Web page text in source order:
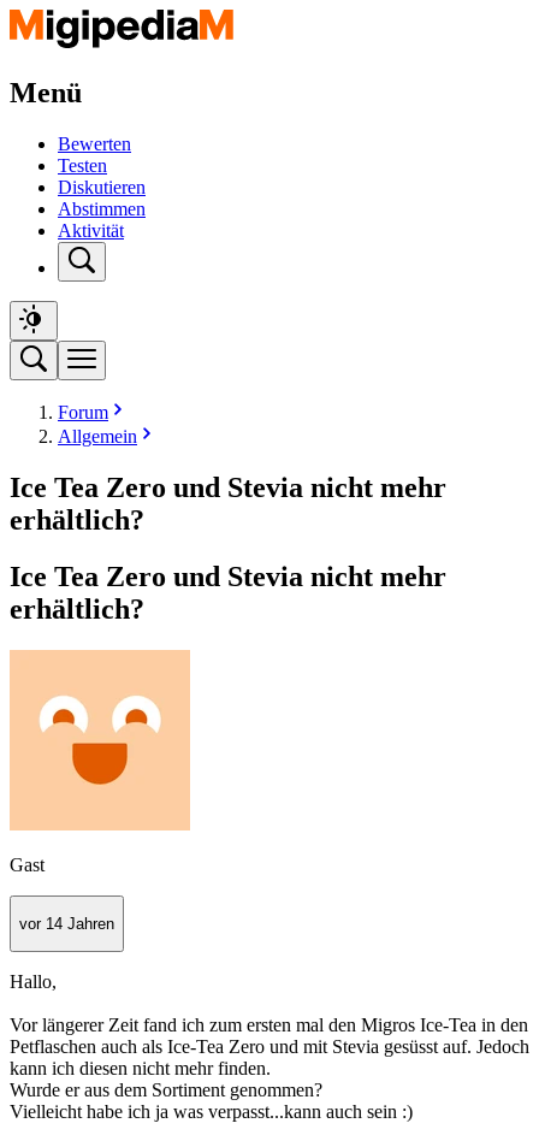
Menü
Bewerten
Testen
Diskutieren
Abstimmen
Aktivität
Forum
Allgemein
Ice Tea Zero und Stevia nicht mehr
erhältlich?
Ice Tea Zero und Stevia nicht mehr
erhältlich?
Gast
vor 14 Jahren
Hallo,
Vor längerer Zeit fand ich zum ersten mal den Migros Ice-Tea in den
Petflaschen auch als Ice-Tea Zero und mit Stevia gesüsst auf. Jedoch
kann ich diesen nicht mehr finden.
Wurde er aus dem Sortiment genommen?
Vielleicht habe ich ja was verpasst...kann auch sein :)